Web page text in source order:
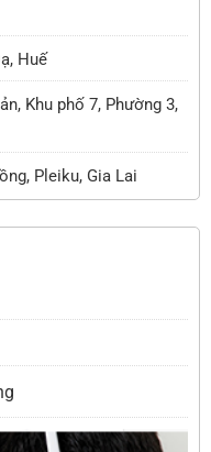
Huế
Khu phố 7, Phường 3,
Pleiku, Gia Lai